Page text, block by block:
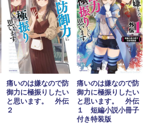
痛いのは嫌なので防
御力に極振りしたい
と思います。 外伝
２
痛いのは嫌なので防
御力に極振りしたい
と思います。 外伝
１ 短編小説小冊子
付き特装版